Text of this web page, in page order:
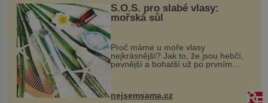
S.O.S. pro slabé vlasy:
mořská sůl
Proč máme u moře vlasy
nejkrásnější? Jak to, že jsou hebčí,
pevnější a bohatší už po prvním
vlasy. ...
nejsemsama.cz